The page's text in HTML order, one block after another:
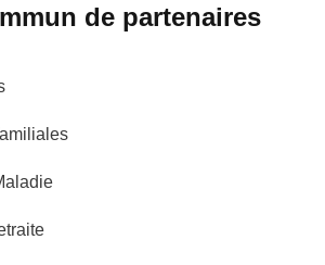
de partenaires